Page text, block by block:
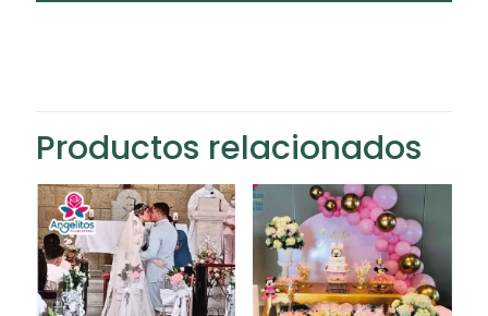
Productos relacionados